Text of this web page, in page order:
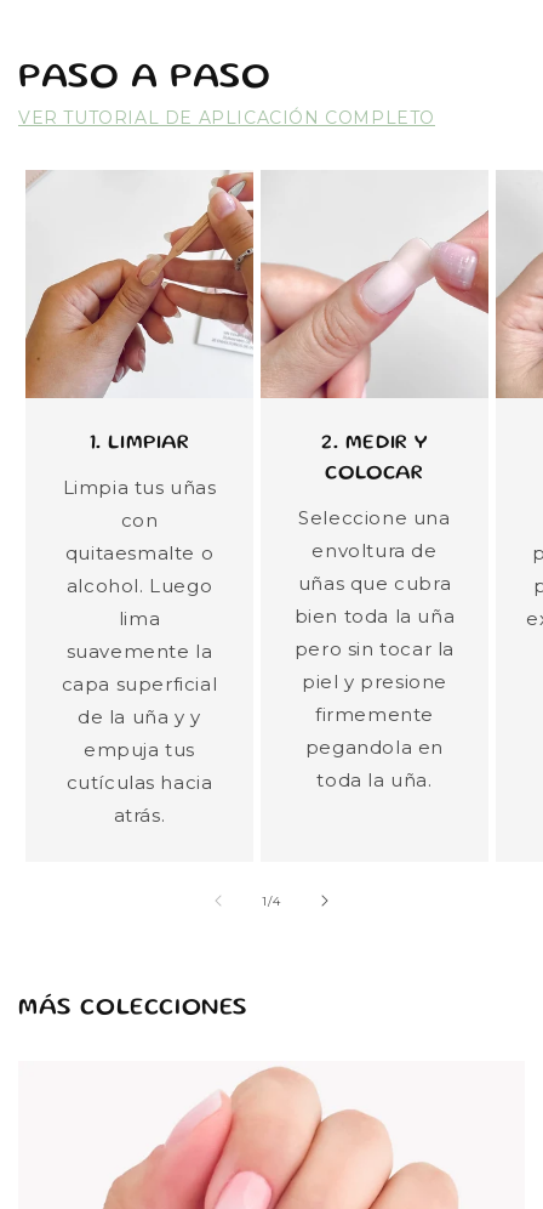
PASO A PASO
VER TUTORIAL DE APLICACIÓN COMPLETO
1. LIMPIAR
Limpia tus uñas
con
quitaesmalte o
alcohol. Luego
lima
suavemente la
capa superficial
de la uña y y
empuja tus
cutículas hacia
atrás.
2. MEDIR Y
COLOCAR
Seleccione una
envoltura de
uñas que cubra
bien toda la uña
pero sin tocar la
piel y presione
firmemente
pegandola en
toda la uña.
1/of
4
MÁS COLECCIONES